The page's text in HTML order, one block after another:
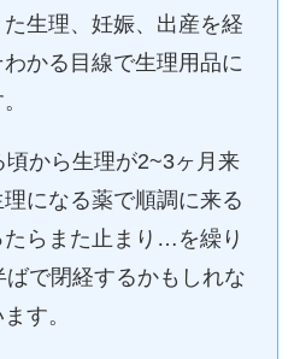
生理、妊娠、出産を経
かる目線で生理用品に
から生理が2~3ヶ月来
になる薬で順調に来る
らまた止まり…を繰り
で閉経するかもしれな
す。